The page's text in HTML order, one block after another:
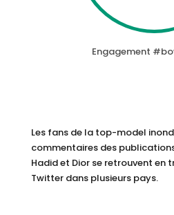
Engagement
Les fans de la top-model
commentaires des
Hadid et Dior se retrouvent en
Twitter dans plusieurs pays.